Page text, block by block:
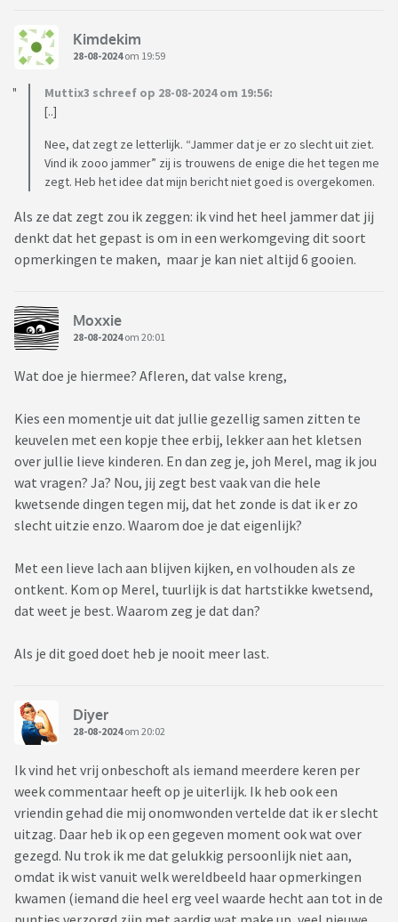
Kimdekim
28-08-2024om 19:59
Muttix3 schreef op 28-08-2024 om 19:56:
[..]
Nee, dat zegt ze letterlijk. “Jammer dat je er zo slecht uit ziet.
Vind ik zooo jammer” zij is trouwens de enige die het tegen me
zegt. Heb het idee dat mijn bericht niet goed is overgekomen.
Als ze dat zegt zou ik zeggen: ik vind het heel jammer dat jij
denkt dat het gepast is om in een werkomgeving dit soort
opmerkingen te maken, maar je kan niet altijd 6 gooien.
Moxxie
28-08-2024om 20:01
Wat doe je hiermee? Afleren, dat valse kreng,
Kies een momentje uit dat jullie gezellig samen zitten te
keuvelen met een kopje thee erbij, lekker aan het kletsen
over jullie lieve kinderen. En dan zeg je, joh Merel, mag ik jou
wat vragen? Ja? Nou, jij zegt best vaak van die hele
kwetsende dingen tegen mij, dat het zonde is dat ik er zo
slecht uitzie enzo. Waarom doe je dat eigenlijk?
Met een lieve lach aan blijven kijken, en volhouden als ze
ontkent. Kom op Merel, tuurlijk is dat hartstikke kwetsend,
dat weet je best. Waarom zeg je dat dan?
Als je dit goed doet heb je nooit meer last.
Diyer
28-08-2024om 20:02
Ik vind het vrij onbeschoft als iemand meerdere keren per
week commentaar heeft op je uiterlijk. Ik heb ook een
vriendin gehad die mij onomwonden vertelde dat ik er slecht
uitzag. Daar heb ik op een gegeven moment ook wat over
gezegd. Nu trok ik me dat gelukkig persoonlijk niet aan,
omdat ik wist vanuit welk wereldbeeld haar opmerkingen
kwamen (iemand die heel erg veel waarde hecht aan tot in de